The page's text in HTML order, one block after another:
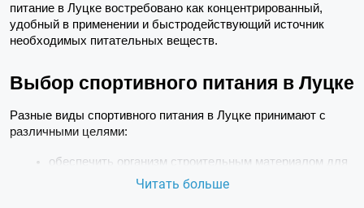
питание в Луцке востребовано как концентрированный,
удобный в применении и быстродействующий источник
необходимых питательных веществ.
Выбор спортивного питания в Луцке
Разные виды спортивного питания в Луцке принимают с
различными целями:
обеспечить организм строительным материалом для
наращивания мышечной массы (белками,
Читать больше